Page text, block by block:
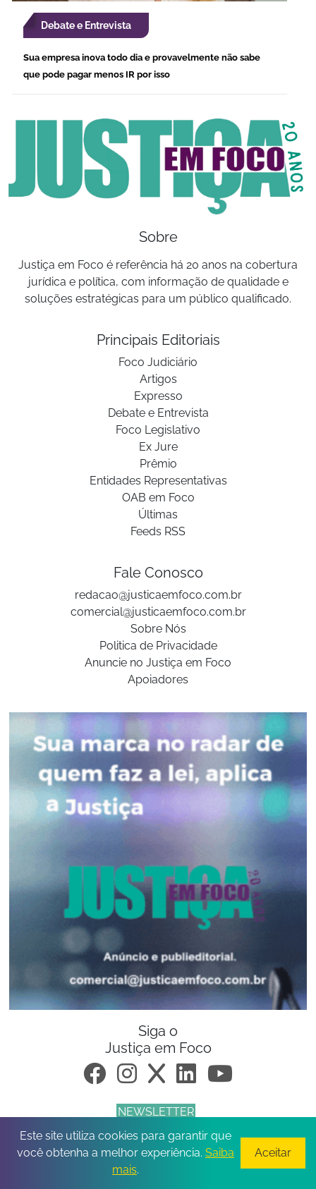
Debate e Entrevista
Sua empresa inova todo dia e provavelmente não sabe
que pode pagar menos IR por isso
Sobre
Justiça em Foco é referência há 20 anos na cobertura
jurídica e política, com informação de qualidade e
soluções estratégicas para um público qualificado.
Principais Editoriais
Foco Judiciário
Artigos
Expresso
Debate e Entrevista
Foco Legislativo
Ex Jure
Prêmio
Entidades Representativas
OAB em Foco
Últimas
Feeds RSS
Fale Conosco
redacao@justicaemfoco.com.br
comercial@justicaemfoco.com.br
Sobre Nós
Politica de Privacidade
Anuncie no Justiça em Foco
Apoiadores
Siga o
Justiça em Foco
NEWSLETTER
© 2026 Todos os direitos reservados.
Este site utiliza cookies para garantir que
você obtenha a melhor experiência. Saiba
mais.
Aceitar